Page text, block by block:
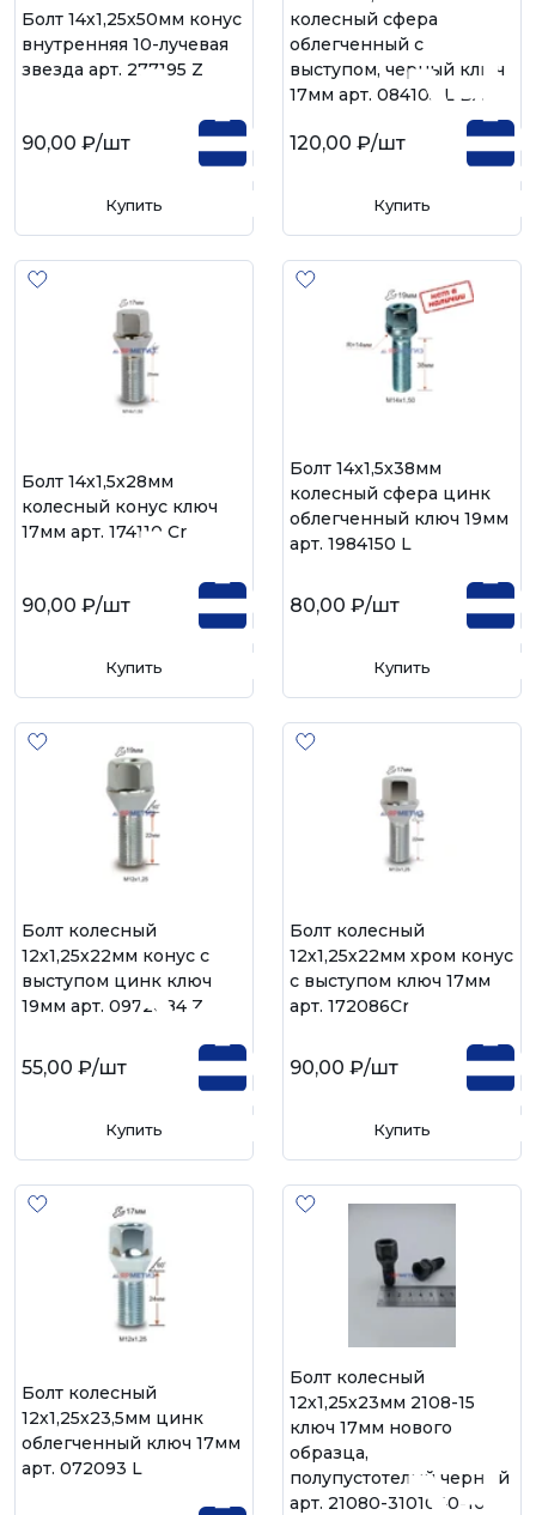
Болт 14х1,25х50мм конус
внутренняя 10-лучевая
звезда арт. 277195 Z
90,00 ₽/шт
Купить
колесный сфера
облегченный с
выступом, черный ключ
17мм арт. 084105 L BA
120,00 ₽/шт
Купить
Болт 14х1,5х28мм
колесный конус ключ
17мм арт. 174110 Cr
90,00 ₽/шт
Купить
Болт 14х1,5х38мм
колесный сфера цинк
облегченный ключ 19мм
арт. 1984150 L
80,00 ₽/шт
Купить
Болт колесный
12х1,25х22мм конус с
выступом цинк ключ
19мм арт. 0972084 Z
55,00 ₽/шт
Купить
Болт колесный
12х1,25х22мм хром конус
с выступом ключ 17мм
арт. 172086Cr
90,00 ₽/шт
Купить
Болт колесный
12х1,25х23,5мм цинк
облегченный ключ 17мм
арт. 072093 L
Болт колесный
12х1,25х23мм 2108-15
ключ 17мм нового
образца,
полупустотелый черный
арт. 21080-3101040-108